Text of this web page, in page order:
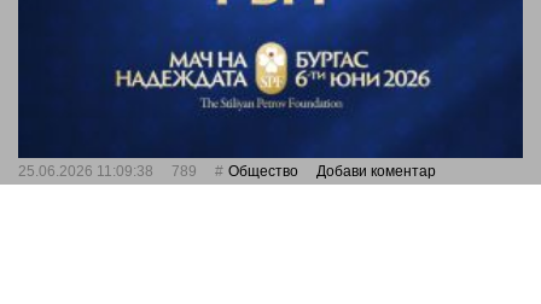
25.06.2026 11:09:38 789 Общество Добави коментар